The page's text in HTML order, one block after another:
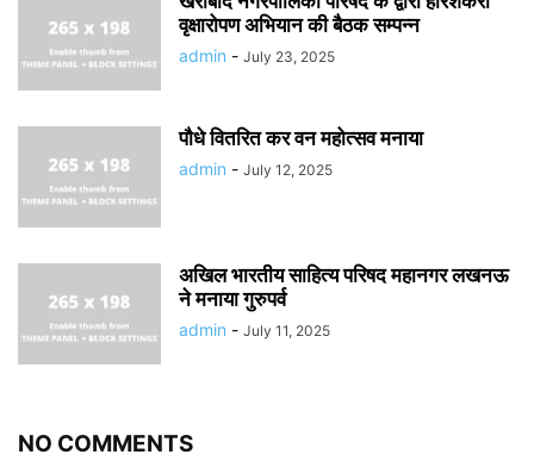
वृक्षारोपण अभियान की बैठक सम्पन्न
admin - July 23, 2025
पौधे वितरित कर वन महोत्सव मनाया
admin - July 12, 2025
अखिल भारतीय साहित्य परिषद महानगर लखनऊ
ने मनाया गुरुपर्व
admin - July 11, 2025
NO COMMENTS